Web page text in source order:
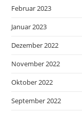
Februar 2023
Januar 2023
Dezember 2022
November 2022
Oktober 2022
September 2022